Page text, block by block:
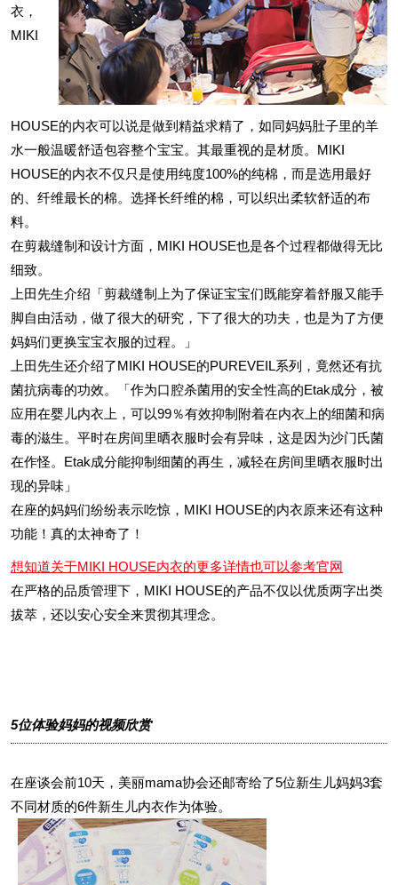
衣，
MIKI
HOUSE的内衣可以说是做到精益求精了，如同妈妈肚子里的羊
水一般温暖舒适包容整个宝宝。其最重视的是材质。MIKI
HOUSE的内衣不仅只是使用纯度100%的纯棉，而是选用最好
的、纤维最长的棉。选择长纤维的棉，可以织出柔软舒适的布
料。
在剪裁缝制和设计方面，MIKI HOUSE也是各个过程都做得无比
细致。
上田先生介绍「剪裁缝制上为了保证宝宝们既能穿着舒服又能手
脚自由活动，做了很大的研究，下了很大的功夫，也是为了方便
妈妈们更换宝宝衣服的过程。」
上田先生还介绍了MIKI HOUSE的PUREVEIL系列，竟然还有抗
菌抗病毒的功效。「作为口腔杀菌用的安全性高的Etak成分，被
应用在婴儿内衣上，可以99％有效抑制附着在内衣上的细菌和病
毒的滋生。平时在房间里晒衣服时会有异味，这是因为沙门氏菌
在作怪。Etak成分能抑制细菌的再生，减轻在房间里晒衣服时出
现的异味」
在座的妈妈们纷纷表示吃惊，MIKI HOUSE的内衣原来还有这种
功能！真的太神奇了！
想知道关于MIKI HOUSE内衣的更多详情也可以参考官网
在严格的品质管理下，MIKI HOUSE的产品不仅以优质两字出类
拔萃，还以安心安全来贯彻其理念。
5位体验妈妈的视频欣赏
在座谈会前10天，美丽mama协会还邮寄给了5位新生儿妈妈3套
不同材质的6件新生儿内衣作为体验。